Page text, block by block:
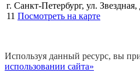
г. Санкт-Петербург, ул. Звездная,
11 Посмотреть на карте
Используя данный ресурс, вы
использовании сайта»